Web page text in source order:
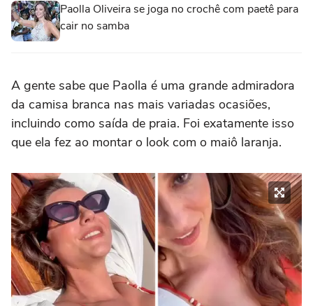
Paolla Oliveira se joga no crochê com paetê para
cair no samba
A gente sabe que Paolla é uma grande admiradora
da camisa branca nas mais variadas ocasiões,
incluindo como saída de praia. Foi exatamente isso
que ela fez ao montar o look com o maiô laranja.